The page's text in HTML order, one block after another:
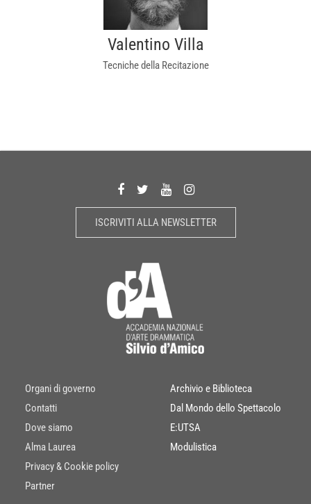
Valentino Villa
Tecniche della Recitazione
ISCRIVITI ALLA NEWSLETTER
Organi di governo
Contatti
Dove siamo
Alma Laurea
Privacy & Cookie policy
Partner
Archivio e Biblioteca
Dal Mondo dello Spettacolo
E:UTSA
Modulistica